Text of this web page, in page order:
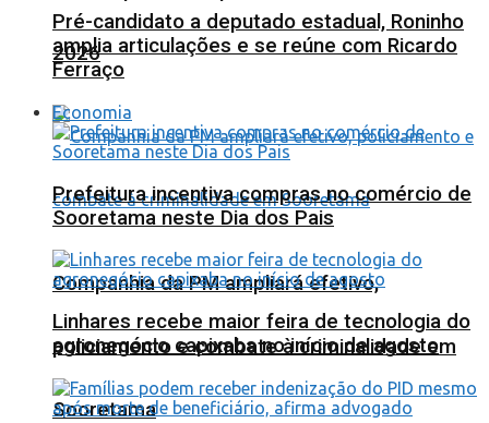
2026
Companhia da PM ampliará efetivo,
policiamento e combate à criminalidade em
Sooretama
Pré-candidato a deputado estadual, Roninho
amplia articulações e se reúne com Ricardo
Ferraço
Economia
Prefeitura incentiva compras no comércio de
Sooretama neste Dia dos Pais
Linhares recebe maior feira de tecnologia do
agronegócio capixaba no início de agosto